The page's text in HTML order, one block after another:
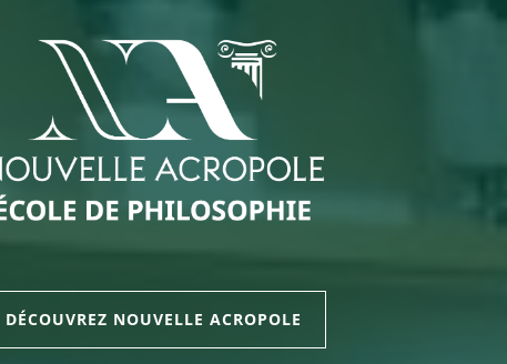
DÉCOUVREZ NOUVELLE ACROPOLE